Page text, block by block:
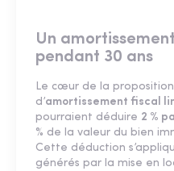
Un
pendant 30 ans
Le cœur de la
d’amortissement fiscal
pourraient déduire 2 %
% de la valeur du bien
Cette déduction
générés par la mise en